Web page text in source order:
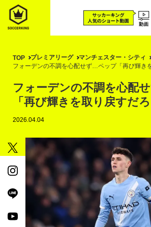
TOP プレミアリーグ マンチェスター・シティ
フォーデンの不調を心配せず…ペップ「再び輝き
フォーデンの不調を心配
「再び輝きを取り戻すだろ
2026.04.04